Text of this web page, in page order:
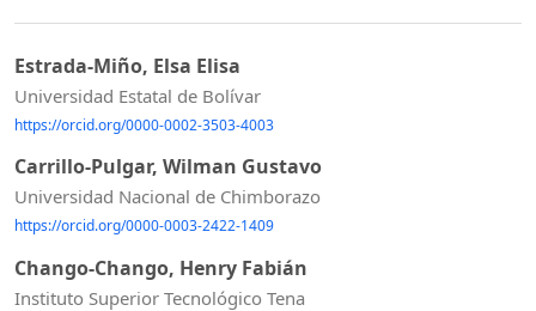
Estrada-Miño, Elsa Elisa
Universidad Estatal de Bolívar
https://orcid.org/0000-0002-3503-4003
Carrillo-Pulgar, Wilman Gustavo
Universidad Nacional de Chimborazo
https://orcid.org/0000-0003-2422-1409
Chango-Chango, Henry Fabián
Instituto Superior Tecnológico Tena